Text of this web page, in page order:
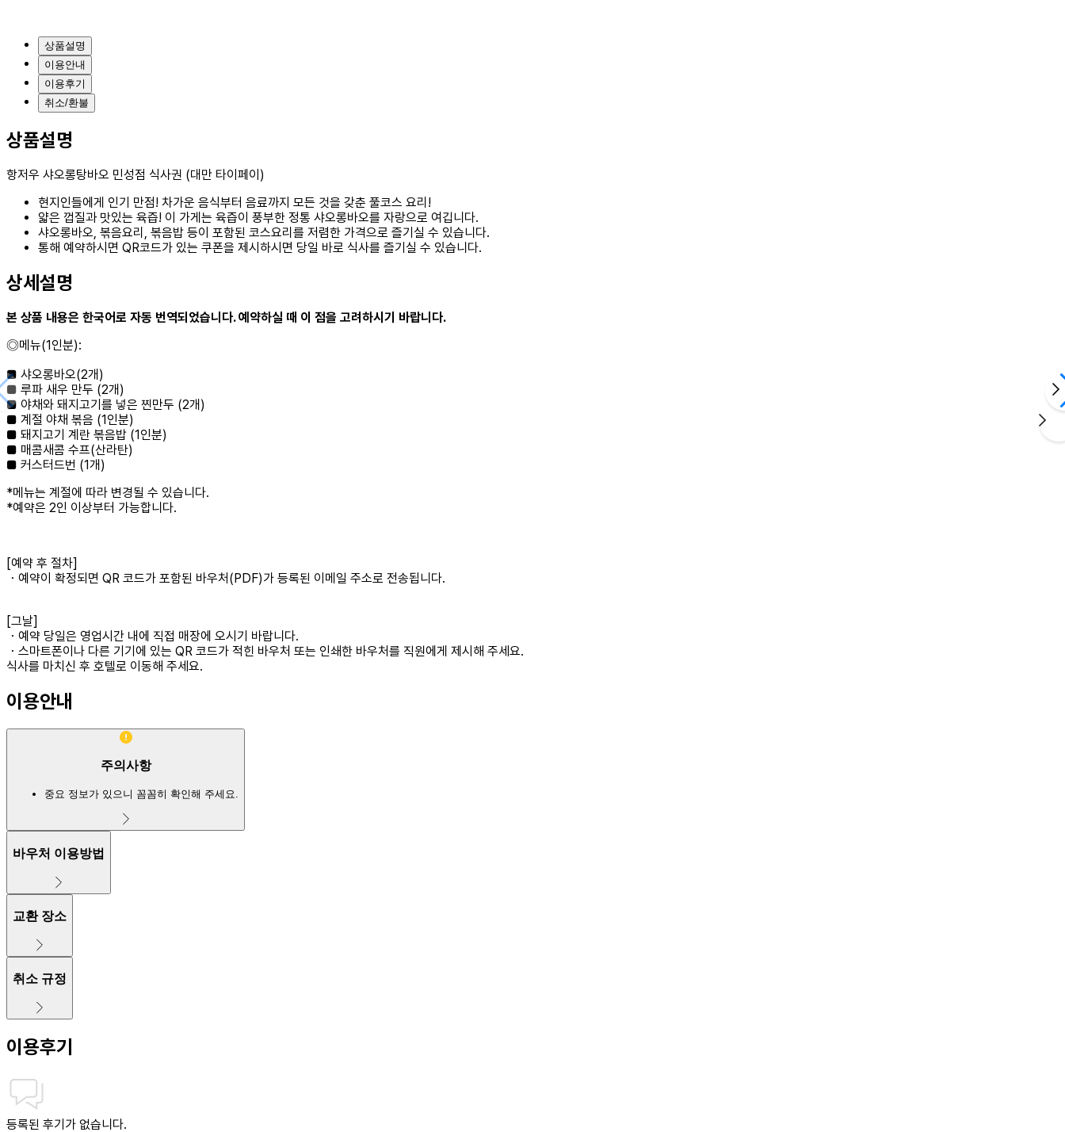
상품설명
이용안내
이용후기
취소/환불
상품설명
항저우 샤오롱탕바오 민성점 식사권 (대만 타이페이)
현지인들에게 인기 만점! 차가운 음식부터 음료까지 모든 것을 갖춘 풀코스 요리!
얇은 껍질과 맛있는 육즙! 이 가게는 육즙이 풍부한 정통 샤오롱바오를 자랑으로 여깁니다.
샤오롱바오, 볶음요리, 볶음밥 등이 포함된 코스요리를 저렴한 가격으로 즐기실 수 있습니다.
통해 예약하시면 QR코드가 있는 쿠폰을 제시하시면 당일 바로 식사를 즐기실 수 있습니다.
상세설명
본 상품 내용은 한국어로 자동 번역되었습니다. 예약하실 때 이 점을 고려하시기 바랍니다.
◎메뉴(1인분):
■ 샤오롱바오(2개)
■ 루파 새우 만두 (2개)
■ 야채와 돼지고기를 넣은 찐만두 (2개)
■ 계절 야채 볶음 (1인분)
■ 돼지고기 계란 볶음밥 (1인분)
■ 매콤새콤 수프(산라탄)
■ 커스터드번 (1개)
*메뉴는 계절에 따라 변경될 수 있습니다.
*예약은 2인 이상부터 가능합니다.
[예약 후 절차]
・예약이 확정되면 QR 코드가 포함된 바우처(PDF)가 등록된 이메일 주소로 전송됩니다.
[그날]
・예약 당일은 영업시간 내에 직접 매장에 오시기 바랍니다.
・스마트폰이나 다른 기기에 있는 QR 코드가 적힌 바우처 또는 인쇄한 바우처를 직원에게 제시해 주세요.
식사를 마치신 후 호텔로 이동해 주세요.
이용안내
주의사항
중요 정보가 있으니 꼼꼼히 확인해 주세요.
바우처 이용방법
교환 장소
취소 규정
이용후기
등록된 후기가 없습니다.